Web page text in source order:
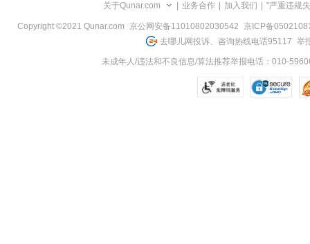
关于Qunar.com 业务合作 加入我们 "严重违规
Copyright ©2021 Qunar.com 京公网安备11010802030542
京ICP备
去哪儿网投诉、咨询热线电话95117 举
未成年人/违法和不良信息/算法推荐举报电话：010-